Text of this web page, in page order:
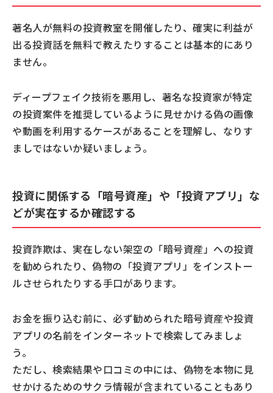
著名人が無料の投資教室を開催したり、確実に利益が
出る投資話を無料で教えたりすることは基本的にあり
ません。
ディープフェイク技術を悪用し、著名な投資家が特定
の投資案件を推奨しているように見せかける偽の画像
や動画を利用するケースがあることを理解し、なりす
ましではないか疑いましょう。
投資に関係する「暗号資産」や「投資アプリ」な
どが実在するか確認する
投資詐欺は、実在しない架空の「暗号資産」への投資
を勧められたり、偽物の「投資アプリ」をインストー
ルさせられたりする手口があります。
お金を振り込む前に、必ず勧められた暗号資産や投資
アプリの名前をインターネットで検索してみましょ
う。
ただし、検索結果や口コミの中には、偽物を本物に見
せかけるためのサクラ情報が含まれていることもあり